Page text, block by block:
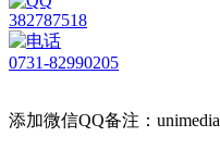
382787518
0731-82990205
添加微信QQ备注：unimedia